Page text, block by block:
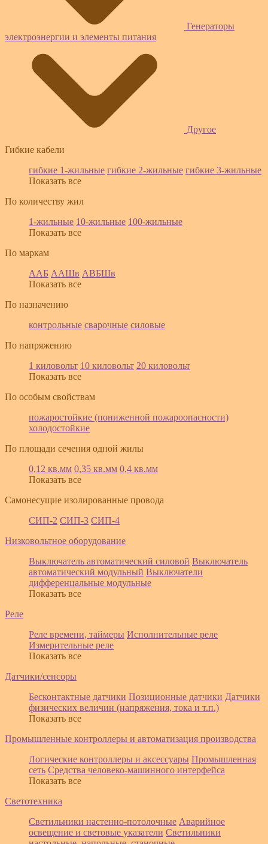
Генераторы
электроэнергии и элементы питания
Другое
Гибкие кабели
гибкие 1-жильные гибкие 2-жильные гибкие 3-жильные
Показать все
По количеству жил
1-жильные 10-жильные 100-жильные
Показать все
По маркам
ААБ ААШв АВБШв
Показать все
По назначению
контрольные сварочные силовые
По напряжению
1 киловольт 10 киловольт 20 киловольт
Показать все
По особым свойствам
пожаростойкие (пониженной пожароопасности)
холодостойкие
По площади сечения одной жилы
0,12 кв.мм 0,35 кв.мм 0,4 кв.мм
Показать все
Самонесущие изолированные провода
СИП-2 СИП-3 СИП-4
Низковольтное оборудование
Выключатель автоматический силовой Выключатель
автоматический модульный Выключатели
дифференцальные модульные
Показать все
Реле
Реле времени, таймеры Исполнительные реле
Измерительные реле
Показать все
Датчики/сенсоры
Бесконтактные датчики Позиционные датчики Датчики
физических величин (напряжения, тока и т.п.)
Показать все
Промышленные контроллеры и автоматизация производства
Логические контроллеры и аксессуары Промышленная
сеть Средства человеко-машинного интерфейса
Показать все
Светотехника
Светильники настенно-потолочные Аварийное
освещение и световые указатели Светильники